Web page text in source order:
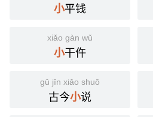
小平钱
xiǎo gàn wǔ
小干仵
gǔ jīn xiǎo shuō
古今小说